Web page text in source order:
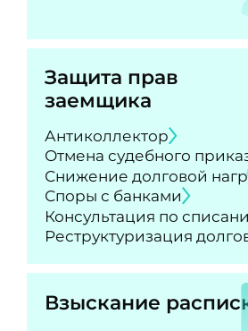
Защита прав
заемщика
Антиколлектор
Отмена судебного
Снижение долговой
Споры с банками
Консультация по
Реструктуризация
Взыскание